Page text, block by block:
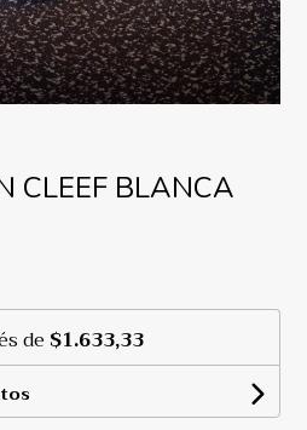
CLEEF BLANCA
de $1.633,33